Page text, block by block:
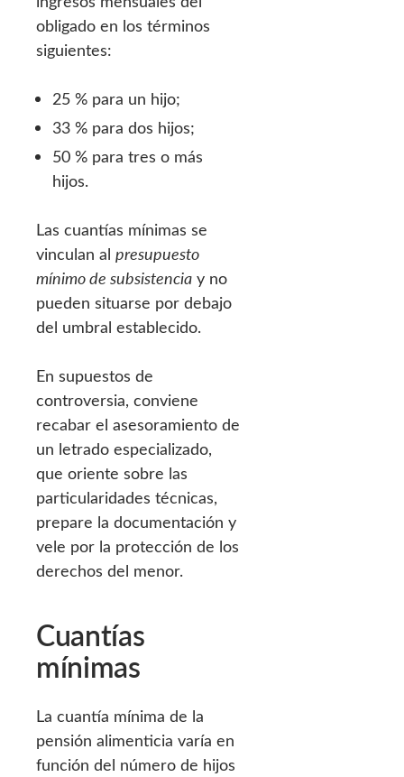
obligado en los términos
siguientes:
25 % para un hijo;
33 % para dos hijos;
50 % para tres o más
hijos.
Las cuantías mínimas se
vinculan al presupuesto
mínimo de subsistencia y no
pueden situarse por debajo
del umbral establecido.
En supuestos de
controversia, conviene
recabar el asesoramiento de
un letrado especializado,
que oriente sobre las
particularidades técnicas,
prepare la documentación y
vele por la protección de los
derechos del menor.
Cuantías
mínimas
La cuantía mínima de la
pensión alimenticia varía en
función del número de hijos